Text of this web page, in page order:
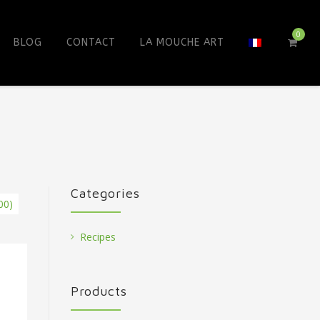
0
BLOG CONTACT LA MOUCHE ART
Categories
Recipes
Products